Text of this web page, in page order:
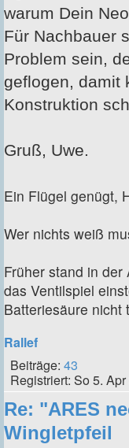
warum Dein
Für Nachbauer
Problem sein,
geflogen, damit
Konstruktion
Gruß, Uwe.
Ein Flügel genügt,
Wer nichts weiß
Früher stand in
das Ventilspiel
Batteriesäure nicht
Rallef
Beiträge: 43
Registriert: So 5.
Re: "ARES
Wingletpfeil